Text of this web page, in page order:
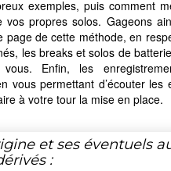
exemples, puis comment
propres solos. Gageons
page de cette méthode, en
les breaks et solos de
Enfin, les
vous permettant d’écouter les
à votre tour la mise en place.
et ses éventuels
: